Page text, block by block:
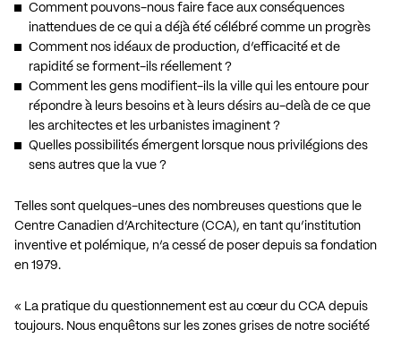
Comment pouvons-nous faire face aux conséquences
inattendues de ce qui a déjà été célébré comme un progrès
Comment nos idéaux de production, d’efficacité et de
rapidité se forment-ils réellement ?
Comment les gens modifient-ils la ville qui les entoure pour
répondre à leurs besoins et à leurs désirs au-delà de ce que
les architectes et les urbanistes imaginent ?
Quelles possibilités émergent lorsque nous privilégions des
sens autres que la vue ?
Telles sont quelques-unes des nombreuses questions que le
Centre Canadien d’Architecture (CCA), en tant qu’institution
inventive et polémique, n’a cessé de poser depuis sa fondation
en 1979.
« La pratique du questionnement est au cœur du CCA depuis
toujours. Nous enquêtons sur les zones grises de notre société